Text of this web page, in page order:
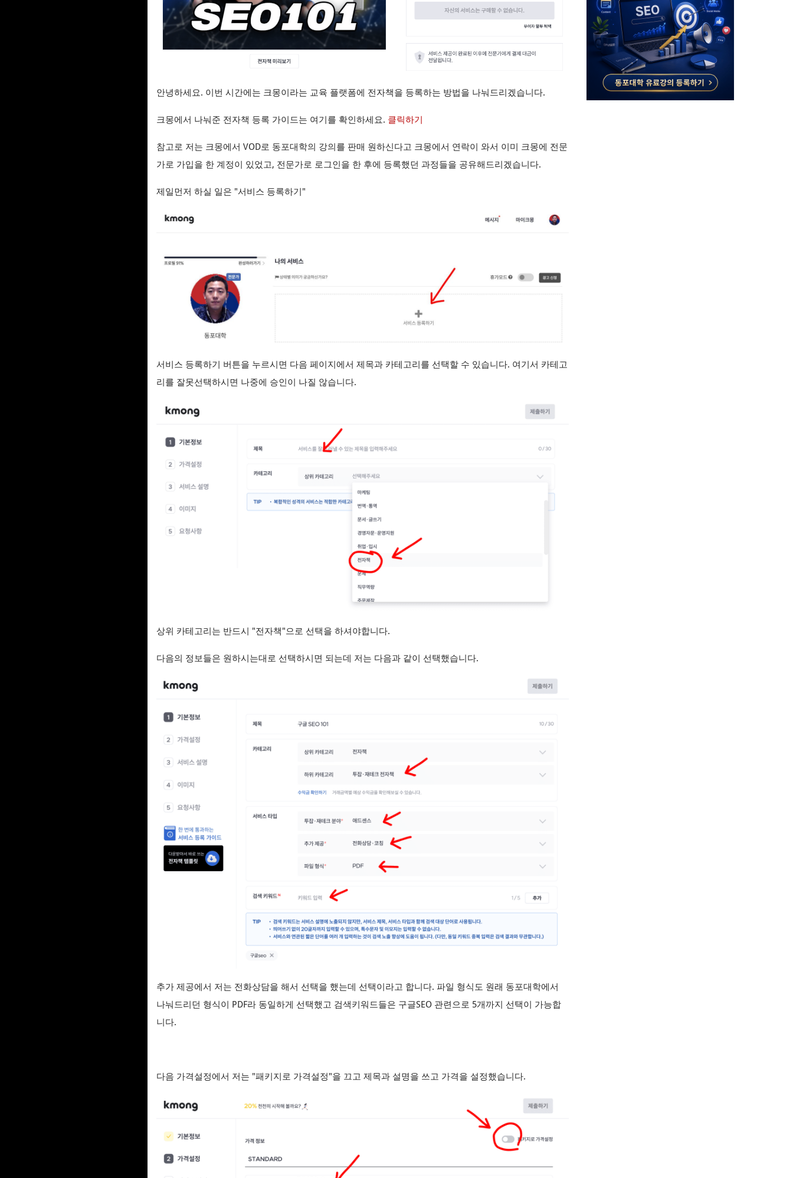
안녕하세요. 이번 시간에는 크몽이라는 교육 플랫폼에 전자책을 등록하는 방법을 나눠드리겠습니다.
크몽에서 나눠준 전자책 등록 가이드는 여기를 확인하세요. 클릭하기
참고로 저는 크몽에서 VOD로 동포대학의 강의를 판매 원하신다고 크몽에서 연락이 와서 이미 크몽에 전문
가로 가입을 한 계정이 있었고, 전문가로 로그인을 한 후에 등록했던 과정들을 공유해드리겠습니다.
제일먼저 하실 일은 "서비스 등록하기"
서비스 등록하기 버튼을 누르시면 다음 페이지에서 제목과 카테고리를 선택할 수 있습니다. 여기서 카테고
리를 잘못선택하시면 나중에 승인이 나질 않습니다.
상위 카테고리는 반드시 "전자책"으로 선택을 하셔야합니다.
다음의 정보들은 원하시는대로 선택하시면 되는데 저는 다음과 같이 선택했습니다.
추가 제공에서 저는 전화상담을 해서 선택을 했는데 선택이라고 합니다. 파일 형식도 원래 동포대학에서
나눠드리던 형식이 PDF라 동일하게 선택했고 검색키워드들은 구글SEO 관련으로 5개까지 선택이 가능합
니다.
다음 가격설정에서 저는 "패키지로 가격설정"을 끄고 제목과 설명을 쓰고 가격을 설정했습니다.